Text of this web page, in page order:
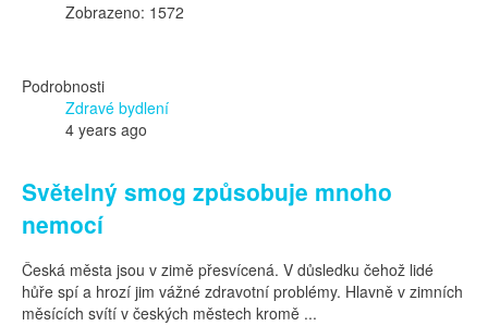
Zobrazeno: 1572
Podrobnosti
Zdravé bydlení
4 years ago
Světelný smog způsobuje mnoho
nemocí
Česká města jsou v zimě přesvícená. V důsledku čehož lidé
hůře spí a hrozí jim vážné zdravotní problémy. Hlavně v zimních
měsících svítí v českých městech kromě ...